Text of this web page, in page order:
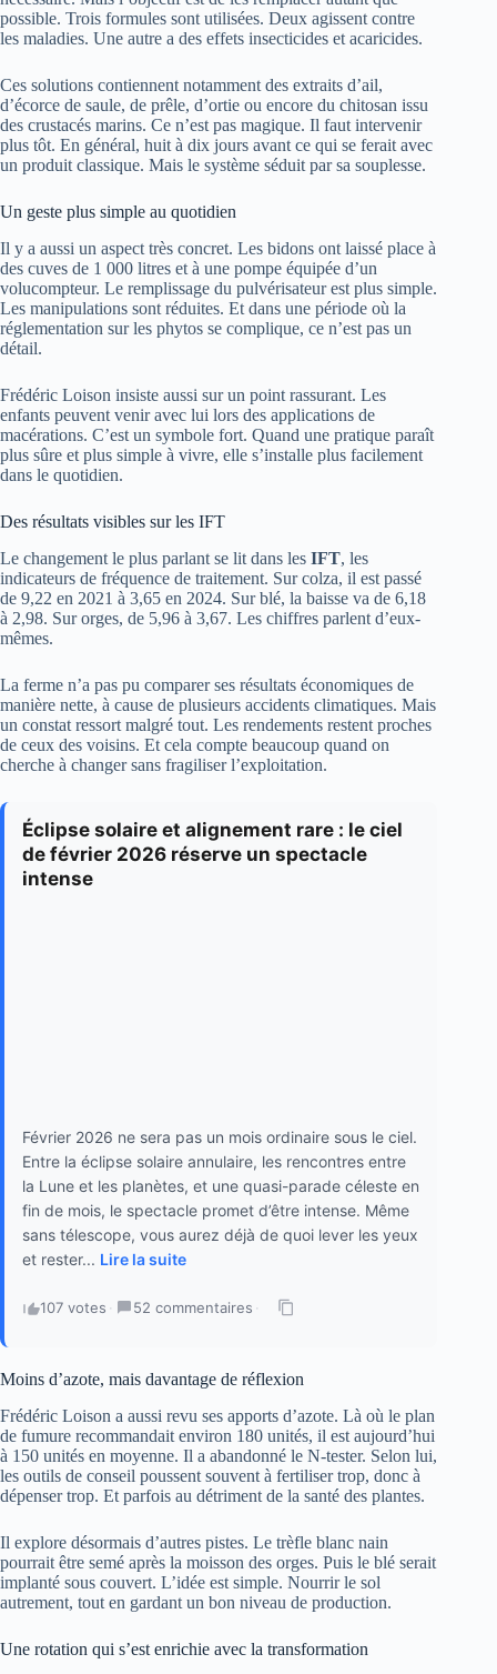
possible. Trois formules sont utilisées. Deux agissent contre
les maladies. Une autre a des effets insecticides et acaricides.
Ces solutions contiennent notamment des extraits d’ail,
d’écorce de saule, de prêle, d’ortie ou encore du chitosan issu
des crustacés marins. Ce n’est pas magique. Il faut intervenir
plus tôt. En général, huit à dix jours avant ce qui se ferait avec
un produit classique. Mais le système séduit par sa souplesse.
Un geste plus simple au quotidien
Il y a aussi un aspect très concret. Les bidons ont laissé place à
des cuves de 1 000 litres et à une pompe équipée d’un
volucompteur. Le remplissage du pulvérisateur est plus simple.
Les manipulations sont réduites. Et dans une période où la
réglementation sur les phytos se complique, ce n’est pas un
détail.
Frédéric Loison insiste aussi sur un point rassurant. Les
enfants peuvent venir avec lui lors des applications de
macérations. C’est un symbole fort. Quand une pratique paraît
plus sûre et plus simple à vivre, elle s’installe plus facilement
dans le quotidien.
Des résultats visibles sur les IFT
Le changement le plus parlant se lit dans les IFT, les
indicateurs de fréquence de traitement. Sur colza, il est passé
de 9,22 en 2021 à 3,65 en 2024. Sur blé, la baisse va de 6,18
à 2,98. Sur orges, de 5,96 à 3,67. Les chiffres parlent d’eux-
mêmes.
La ferme n’a pas pu comparer ses résultats économiques de
manière nette, à cause de plusieurs accidents climatiques. Mais
un constat ressort malgré tout. Les rendements restent proches
de ceux des voisins. Et cela compte beaucoup quand on
cherche à changer sans fragiliser l’exploitation.
Éclipse solaire et alignement rare : le ciel
de février 2026 réserve un spectacle
intense
Février 2026 ne sera pas un mois ordinaire sous le ciel.
Entre la éclipse solaire annulaire, les rencontres entre
la Lune et les planètes, et une quasi-parade céleste en
fin de mois, le spectacle promet d’être intense. Même
sans télescope, vous aurez déjà de quoi lever les yeux
et rester... Lire la suite
107 votes · 52 commentaires ·
Moins d’azote, mais davantage de réflexion
Frédéric Loison a aussi revu ses apports d’azote. Là où le plan
de fumure recommandait environ 180 unités, il est aujourd’hui
à 150 unités en moyenne. Il a abandonné le N-tester. Selon lui,
les outils de conseil poussent souvent à fertiliser trop, donc à
dépenser trop. Et parfois au détriment de la santé des plantes.
Il explore désormais d’autres pistes. Le trèfle blanc nain
pourrait être semé après la moisson des orges. Puis le blé serait
implanté sous couvert. L’idée est simple. Nourrir le sol
autrement, tout en gardant un bon niveau de production.
Une rotation qui s’est enrichie avec la transformation